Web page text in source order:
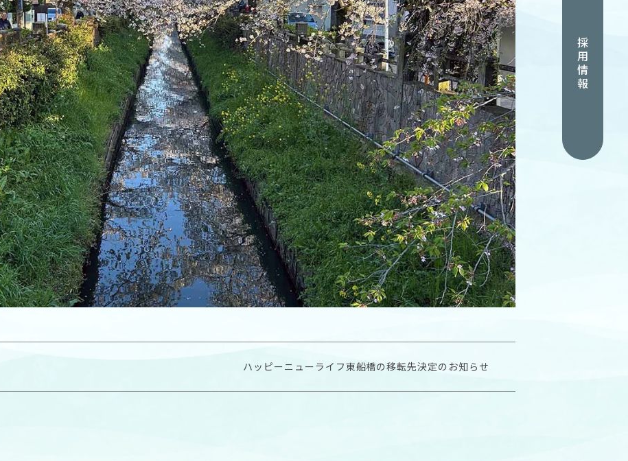
採用情報
ハッピーニューライフ東船橋の移転先決定のお知らせ